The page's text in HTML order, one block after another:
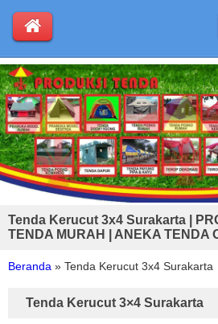
Tenda Kerucut 3x4 Surakarta |
TENDA MURAH | ANEKA TENDA
Beranda » Tenda Kerucut 3x4 Surakarta
Tenda Kerucut 3×4 Surakarta